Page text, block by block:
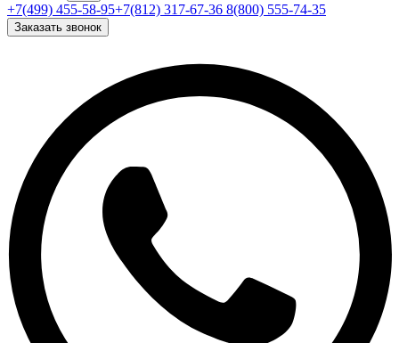
+7(499) 455-58-95+7(812) 317-67-36 8(800) 555-74-35
Заказать звонок